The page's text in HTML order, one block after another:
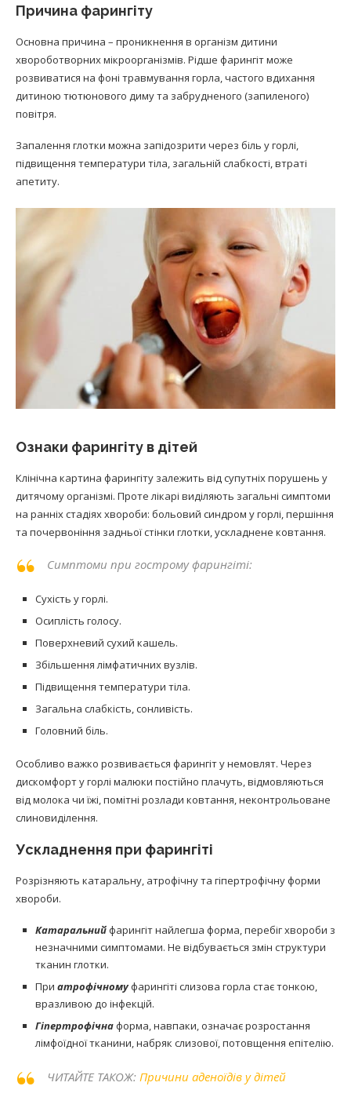
Причина фарингіту
Основна причина – проникнення в організм дитини
хвороботворних мікроорганізмів. Рідше фарингіт може
розвиватися на фоні травмування горла, частого вдихання
дитиною тютюнового диму та забрудненого (запиленого)
повітря.
Запалення глотки можна запідозрити через біль у горлі,
підвищення температури тіла, загальній слабкості, втраті
апетиту.
Ознаки фарингіту в дітей
Клінічна картина фарингіту залежить від супутніх порушень у
дитячому організмі. Проте лікарі виділяють загальні симптоми
на ранніх стадіях хвороби: больовий синдром у горлі, першіння
та почервоніння задньої стінки глотки, ускладнене ковтання.
Симптоми при гострому фарингіті:
Сухість у горлі.
Осиплість голосу.
Поверхневий сухий кашель.
Збільшення лімфатичних вузлів.
Підвищення температури тіла.
Загальна слабкість, сонливість.
Головний біль.
Особливо важко розвивається фарингіт у немовлят. Через
дискомфорт у горлі малюки постійно плачуть, відмовляються
від молока чи їжі, помітні розлади ковтання, неконтрольоване
слиновиділення.
Ускладнення при фарингіті
Розрізняють катаральну, атрофічну та гіпертрофічну форми
хвороби.
Катаральнийфарингіт найлегша форма, перебіг хвороби з
незначними симптомами. Не відбувається змін структури
тканин глотки.
При атрофічномуфарингіті слизова горла стає тонкою,
вразливою до інфекцій.
Гіпертрофічнаформа, навпаки, означає розростання
лімфоїдної тканини, набряк слизової, потовщення епітелію.
ЧИТАЙТЕ ТАКОЖ: Причини аденоїдів у дітей